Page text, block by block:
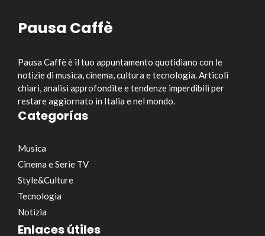
Pausa Caffè
Pausa Caffè è il tuo appuntamento quotidiano con le
notizie di musica, cinema, cultura e tecnologia. Articoli
chiari, analisi approfondite e tendenze imperdibili per
restare aggiornato in Italia e nel mondo.
Categorías
Musica
Cinema e Serie TV
Style&Culture
Tecnologia
Notizia
Enlaces útiles